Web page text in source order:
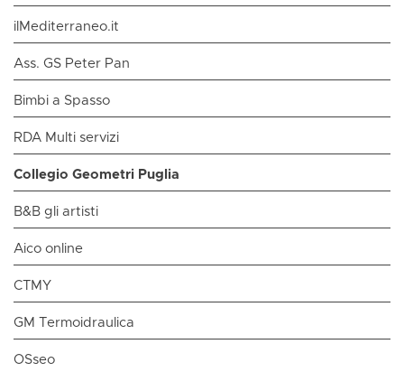
ilMediterraneo.it
Ass. GS Peter Pan
Bimbi a Spasso
RDA Multi servizi
Collegio Geometri Puglia
B&B gli artisti
Aico online
CTMY
GM Termoidraulica
OSseo